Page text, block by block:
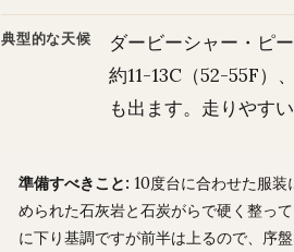
典型的な天候
ダービーシャー・ピ
約11-13C（52-55F）
も出ます。走りやす
準備すべきこと: 10度台に合わせた服
められた石灰岩と石炭がらで硬く整って
に下り基調ですが前半は上るので、序